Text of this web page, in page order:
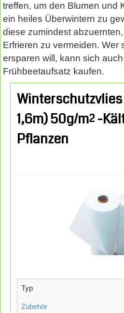
treffen, um den Blumen und
ein heiles Überwintern zu
diese zumindest
Erfrieren zu vermeiden. Wer
ersparen will, kann sich
Frühbeetaufsatz kaufen.
1,6m) 50g/m² -
Pflanzen
Typ
Zubehör